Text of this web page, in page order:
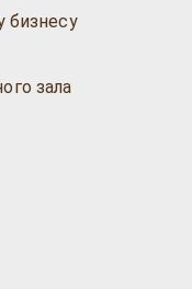
бизнесу
зала